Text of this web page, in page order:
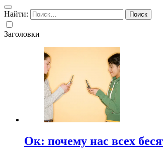
Найти:
Заголовки
Ок: почему нас всех